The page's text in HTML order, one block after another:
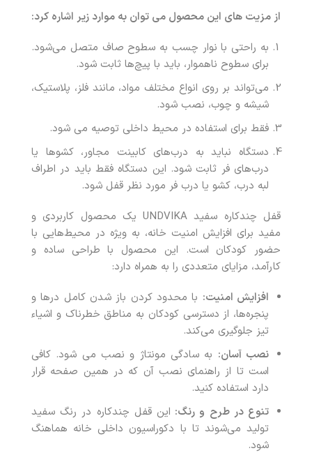
از مزیت های این محصول می توان به موارد زیر اشاره کرد:
به راحتی با نوار چسب به سطوح صاف متصل می‌شود.
برای سطوح ناهموار، باید با پیچ‌ها ثابت شود.
می‌تواند بر روی انواع مختلف مواد، مانند فلز، پلاستیک،
شیشه و چوب، نصب شود.
فقط برای استفاده در محیط داخلی توصیه می شود.
دستگاه نباید به درب‌های کابینت مجاور، کشوها یا
درب‌های فر ثابت شود. این دستگاه فقط باید در اطراف
لبه درب، کشو یا درب فر مورد نظر قفل شود.
قفل چندکاره سفید UNDVIKA یک محصول کاربردی و
مفید برای افزایش امنیت خانه، به ویژه در محیط‌هایی با
حضور کودکان است. این محصول با طراحی ساده و
کارآمد، مزایای متعددی را به همراه دارد:
افزایش امنیت: با محدود کردن باز شدن کامل درها و
پنجره‌ها، از دسترسی کودکان به مناطق خطرناک و اشیاء
تیز جلوگیری می‌کند.
نصب آسان: به سادگی مونتاژ و نصب می شود. کافی
است تا از راهنمای نصب آن که در همین صفحه قرار
دارد استفاده کنید.
تنوع در طرح و رنگ: این قفل‌ چندکاره در رنگ سفید
تولید می‌شوند تا با دکوراسیون داخلی خانه هماهنگ
شود.